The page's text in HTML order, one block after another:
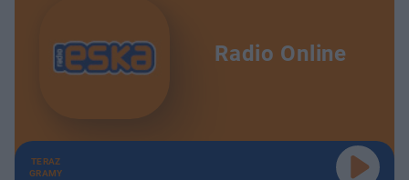
Radio Online
TERAZ
GRAMY